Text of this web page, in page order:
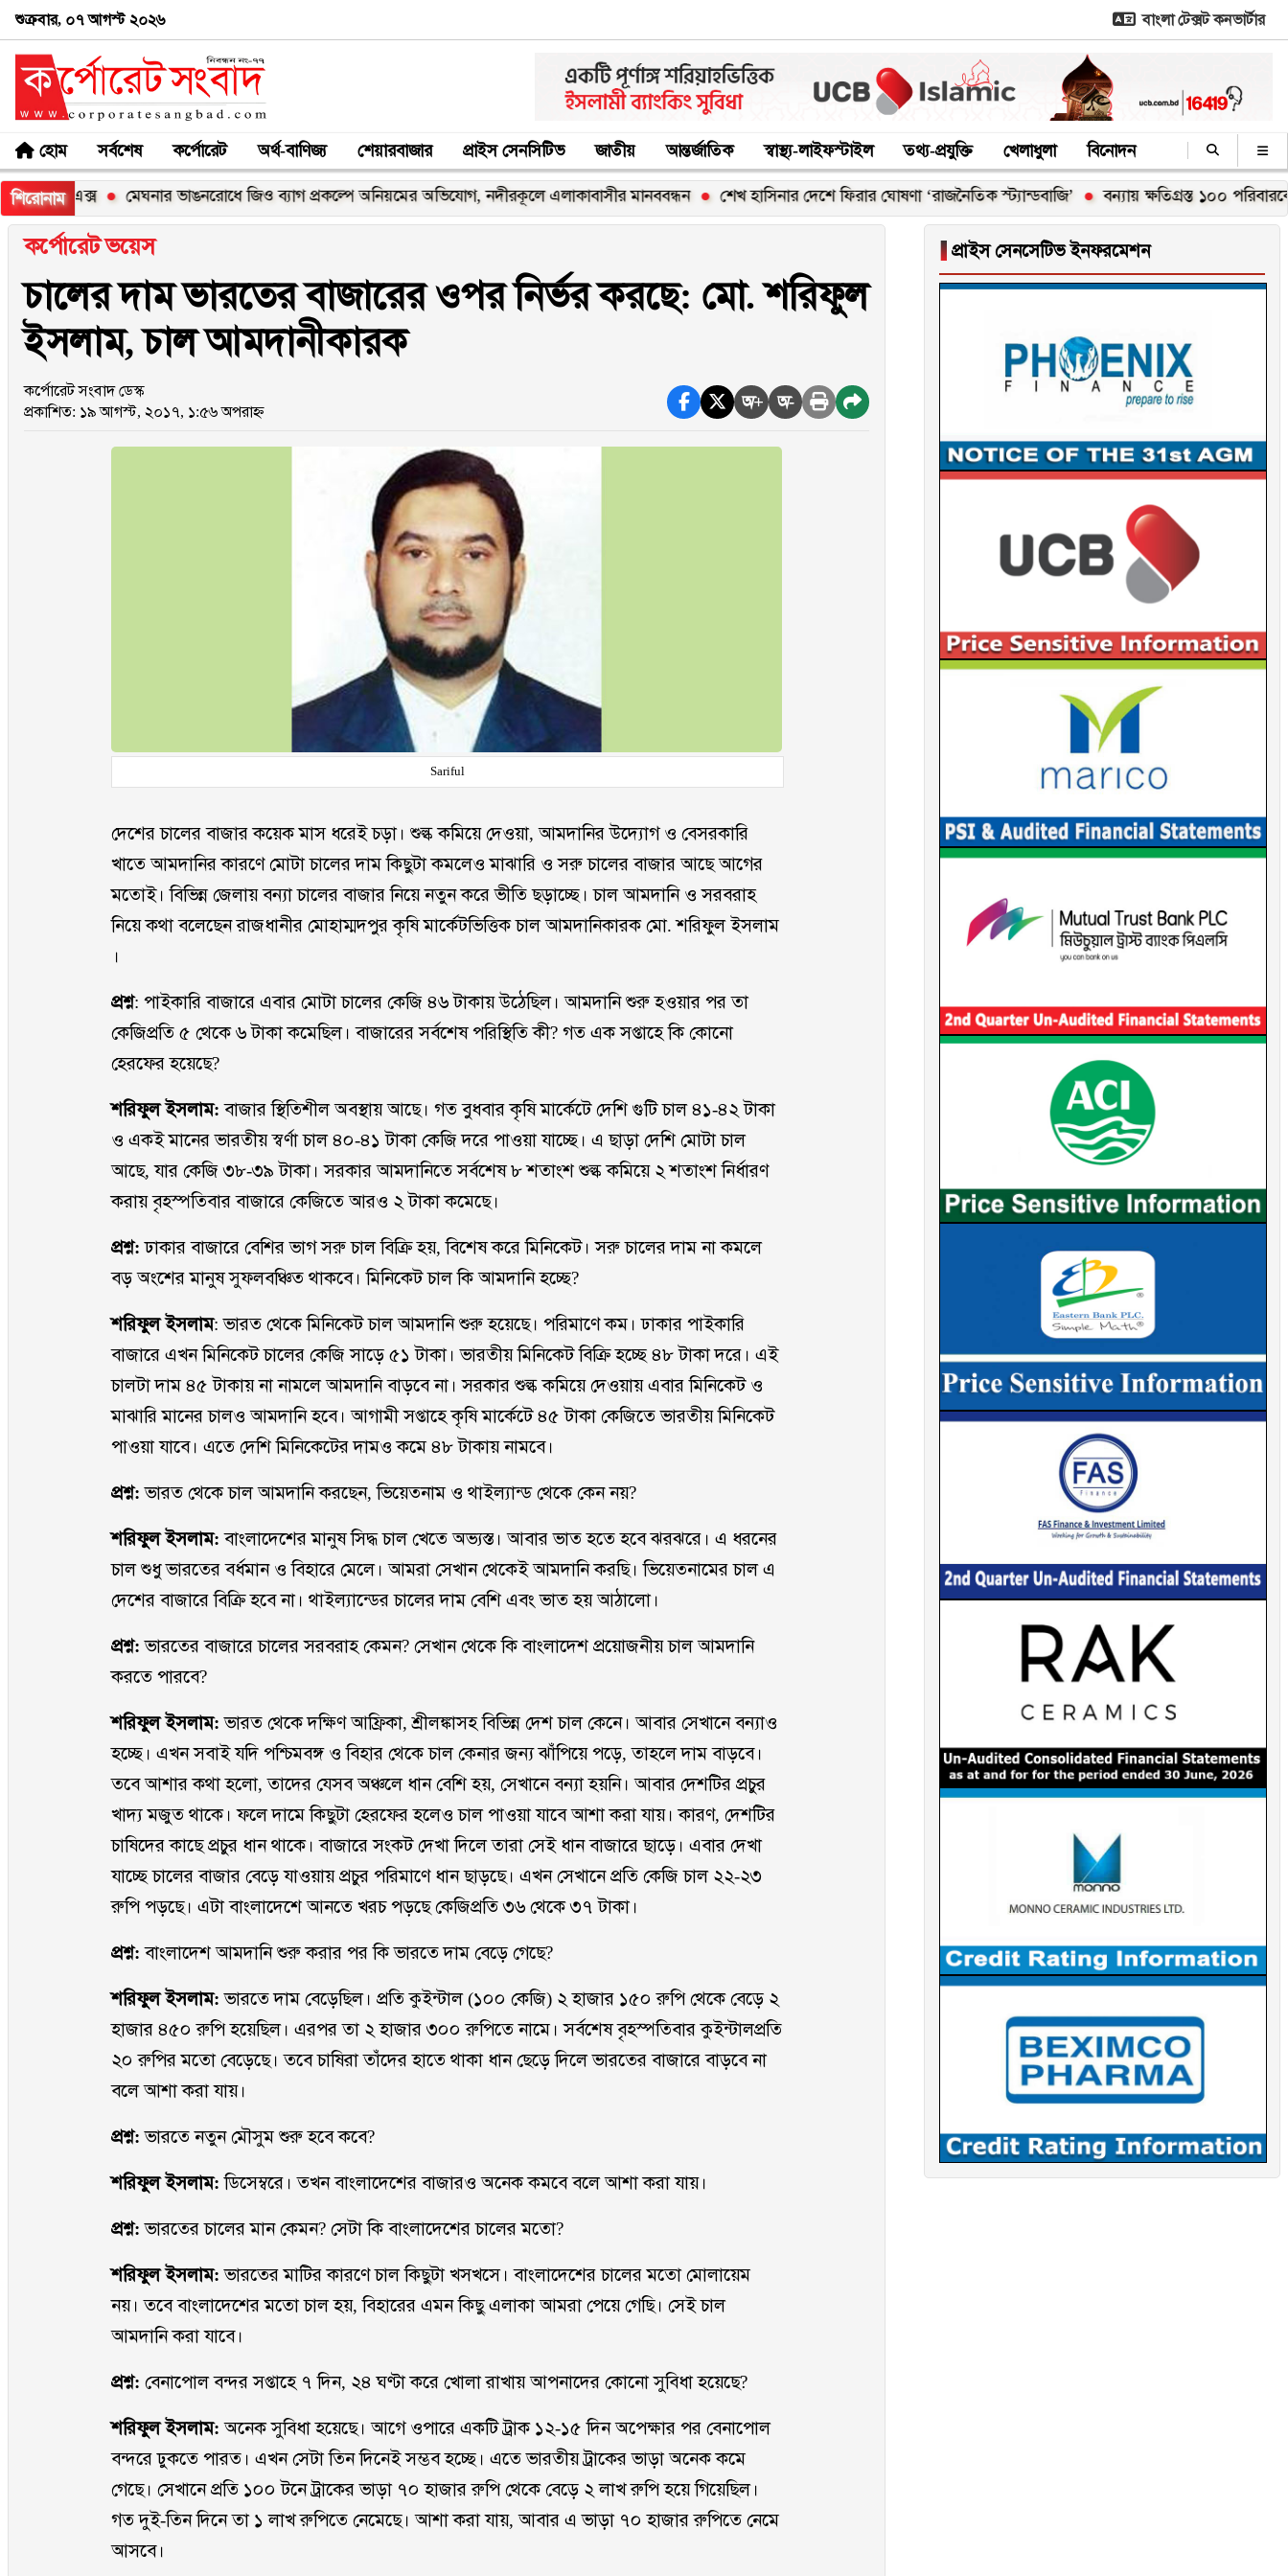
শুক্রবার, ০৭ আগস্ট ২০২৬ বাংলা টেক্সট কনভার্টার
হোম সর্বশেষ কর্পোরেট অর্থ-বাণিজ্য শেয়ারবাজার প্রাইস সেনসিটিভ জাতীয় আন্তর্জাতিক স্বাস্থ্য-লাইফস্টাইল তথ্য-প্রযুক্তি খেলাধুলা বিনোদন
শিরোনামমেঘনার ভাঙনরোধে জিও ব্যাগ প্রকল্পে অনিয়মের অভিযোগ, নদীরকূলে এলাকাবাসীর মানববন্ধন শেখ হাসিনার দেশে ফিরার ঘোষণা ‘রাজনৈতিক স্ট্যান্ডবাজি’ বন্যায় ক্ষতিগ্রস্ত ১০০ পরিবারকে নতুন ঘর
কর্পোরেট ভয়েস
চালের দাম ভারতের বাজারের ওপর নির্ভর করছে: মো. শরিফুল
ইসলাম, চাল আমদানীকারক
কর্পোরেট সংবাদ ডেস্ক
প্রকাশিত: ১৯ আগস্ট, ২০১৭, ১:৫৬ অপরাহ্ন
অ+ অ-
Sariful
দেশের চালের বাজার কয়েক মাস ধরেই চড়া। শুল্ক কমিয়ে দেওয়া, আমদানির উদ্যোগ ও বেসরকারি
খাতে আমদানির কারণে মোটা চালের দাম কিছুটা কমলেও মাঝারি ও সরু চালের বাজার আছে আগের
মতোই। বিভিন্ন জেলায় বন্যা চালের বাজার নিয়ে নতুন করে ভীতি ছড়াচ্ছে। চাল আমদানি ও সরবরাহ
নিয়ে কথা বলেছেন রাজধানীর মোহাম্মদপুর কৃষি মার্কেটভিত্তিক চাল আমদানিকারক মো. শরিফুল ইসলাম
।
প্রশ্ন: পাইকারি বাজারে এবার মোটা চালের কেজি ৪৬ টাকায় উঠেছিল। আমদানি শুরু হওয়ার পর তা
কেজিপ্রতি ৫ থেকে ৬ টাকা কমেছিল। বাজারের সর্বশেষ পরিস্থিতি কী? গত এক সপ্তাহে কি কোনো
হেরফের হয়েছে?
শরিফুল ইসলাম: বাজার স্থিতিশীল অবস্থায় আছে। গত বুধবার কৃষি মার্কেটে দেশি গুটি চাল ৪১-৪২ টাকা
ও একই মানের ভারতীয় স্বর্ণা চাল ৪০-৪১ টাকা কেজি দরে পাওয়া যাচ্ছে। এ ছাড়া দেশি মোটা চাল
আছে, যার কেজি ৩৮-৩৯ টাকা। সরকার আমদানিতে সর্বশেষ ৮ শতাংশ শুল্ক কমিয়ে ২ শতাংশ নির্ধারণ
করায় বৃহস্পতিবার বাজারে কেজিতে আরও ২ টাকা কমেছে।
প্রশ্ন: ঢাকার বাজারে বেশির ভাগ সরু চাল বিক্রি হয়, বিশেষ করে মিনিকেট। সরু চালের দাম না কমলে
বড় অংশের মানুষ সুফলবঞ্চিত থাকবে। মিনিকেট চাল কি আমদানি হচ্ছে?
শরিফুল ইসলাম: ভারত থেকে মিনিকেট চাল আমদানি শুরু হয়েছে। পরিমাণে কম। ঢাকার পাইকারি
বাজারে এখন মিনিকেট চালের কেজি সাড়ে ৫১ টাকা। ভারতীয় মিনিকেট বিক্রি হচ্ছে ৪৮ টাকা দরে। এই
চালটা দাম ৪৫ টাকায় না নামলে আমদানি বাড়বে না। সরকার শুল্ক কমিয়ে দেওয়ায় এবার মিনিকেট ও
মাঝারি মানের চালও আমদানি হবে। আগামী সপ্তাহে কৃষি মার্কেটে ৪৫ টাকা কেজিতে ভারতীয় মিনিকেট
পাওয়া যাবে। এতে দেশি মিনিকেটের দামও কমে ৪৮ টাকায় নামবে।
প্রশ্ন: ভারত থেকে চাল আমদানি করছেন, ভিয়েতনাম ও থাইল্যান্ড থেকে কেন নয়?
শরিফুল ইসলাম: বাংলাদেশের মানুষ সিদ্ধ চাল খেতে অভ্যস্ত। আবার ভাত হতে হবে ঝরঝরে। এ ধরনের
চাল শুধু ভারতের বর্ধমান ও বিহারে মেলে। আমরা সেখান থেকেই আমদানি করছি। ভিয়েতনামের চাল এ
দেশের বাজারে বিক্রি হবে না। থাইল্যান্ডের চালের দাম বেশি এবং ভাত হয় আঠালো।
প্রশ্ন: ভারতের বাজারে চালের সরবরাহ কেমন? সেখান থেকে কি বাংলাদেশ প্রয়োজনীয় চাল আমদানি
করতে পারবে?
শরিফুল ইসলাম: ভারত থেকে দক্ষিণ আফ্রিকা, শ্রীলঙ্কাসহ বিভিন্ন দেশ চাল কেনে। আবার সেখানে বন্যাও
হচ্ছে। এখন সবাই যদি পশ্চিমবঙ্গ ও বিহার থেকে চাল কেনার জন্য ঝাঁপিয়ে পড়ে, তাহলে দাম বাড়বে।
তবে আশার কথা হলো, তাদের যেসব অঞ্চলে ধান বেশি হয়, সেখানে বন্যা হয়নি। আবার দেশটির প্রচুর
খাদ্য মজুত থাকে। ফলে দামে কিছুটা হেরফের হলেও চাল পাওয়া যাবে আশা করা যায়। কারণ, দেশটির
চাষিদের কাছে প্রচুর ধান থাকে। বাজারে সংকট দেখা দিলে তারা সেই ধান বাজারে ছাড়ে। এবার দেখা
যাচ্ছে চালের বাজার বেড়ে যাওয়ায় প্রচুর পরিমাণে ধান ছাড়ছে। এখন সেখানে প্রতি কেজি চাল ২২-২৩
রুপি পড়ছে। এটা বাংলাদেশে আনতে খরচ পড়ছে কেজিপ্রতি ৩৬ থেকে ৩৭ টাকা।
প্রশ্ন: বাংলাদেশ আমদানি শুরু করার পর কি ভারতে দাম বেড়ে গেছে?
শরিফুল ইসলাম: ভারতে দাম বেড়েছিল। প্রতি কুইন্টাল (১০০ কেজি) ২ হাজার ১৫০ রুপি থেকে বেড়ে ২
হাজার ৪৫০ রুপি হয়েছিল। এরপর তা ২ হাজার ৩০০ রুপিতে নামে। সর্বশেষ বৃহস্পতিবার কুইন্টালপ্রতি
২০ রুপির মতো বেড়েছে। তবে চাষিরা তাঁদের হাতে থাকা ধান ছেড়ে দিলে ভারতের বাজারে বাড়বে না
বলে আশা করা যায়।
প্রশ্ন: ভারতে নতুন মৌসুম শুরু হবে কবে?
শরিফুল ইসলাম: ডিসেম্বরে। তখন বাংলাদেশের বাজারও অনেক কমবে বলে আশা করা যায়।
প্রশ্ন: ভারতের চালের মান কেমন? সেটা কি বাংলাদেশের চালের মতো?
শরিফুল ইসলাম: ভারতের মাটির কারণে চাল কিছুটা খসখসে। বাংলাদেশের চালের মতো মোলায়েম
নয়। তবে বাংলাদেশের মতো চাল হয়, বিহারের এমন কিছু এলাকা আমরা পেয়ে গেছি। সেই চাল
আমদানি করা যাবে।
প্রশ্ন: বেনাপোল বন্দর সপ্তাহে ৭ দিন, ২৪ ঘণ্টা করে খোলা রাখায় আপনাদের কোনো সুবিধা হয়েছে?
শরিফুল ইসলাম: অনেক সুবিধা হয়েছে। আগে ওপারে একটি ট্রাক ১২-১৫ দিন অপেক্ষার পর বেনাপোল
বন্দরে ঢুকতে পারত। এখন সেটা তিন দিনেই সম্ভব হচ্ছে। এতে ভারতীয় ট্রাকের ভাড়া অনেক কমে
গেছে। সেখানে প্রতি ১০০ টনে ট্রাকের ভাড়া ৭০ হাজার রুপি থেকে বেড়ে ২ লাখ রুপি হয়ে গিয়েছিল।
গত দুই-তিন দিনে তা ১ লাখ রুপিতে নেমেছে। আশা করা যায়, আবার এ ভাড়া ৭০ হাজার রুপিতে নেমে
আসবে।
▐ প্রাইস সেনসেটিভ ইনফরমেশন